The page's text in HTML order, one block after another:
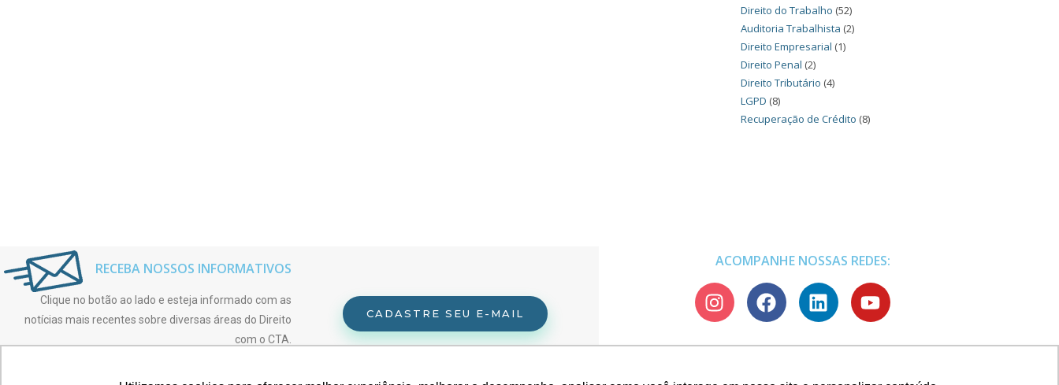
Direito do Trabalho (52)
Auditoria Trabalhista (2)
Direito Empresarial (1)
Direito Penal (2)
Direito Tributário (4)
LGPD (8)
Recuperação de Crédito (8)
RECEBA NOSSOS INFORMATIVOS
Clique no botão ao lado e esteja informado com as
notícias mais recentes sobre diversas áreas do Direito
com o CTA.
CADASTRE SEU E-MAIL
ACOMPANHE NOSSAS REDES: